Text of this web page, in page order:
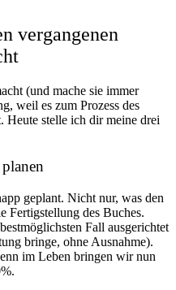
vergangenen
(und mache sie immer
weil es zum Prozess des
Heute stelle ich dir meine drei
geplant. Nicht nur, was den
Fertigstellung des Buches.
Fall ausgerichtet
bringe, ohne Ausnahme).
im Leben bringen wir nun